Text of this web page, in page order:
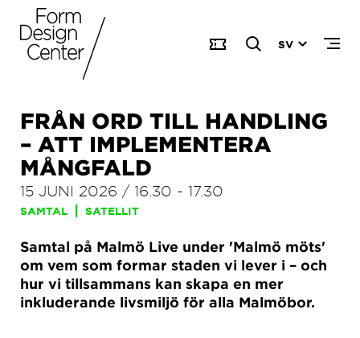
SV
FRÅN ORD TILL HANDLING
– ATT IMPLEMENTERA
MÅNGFALD
15 JUNI 2026 / 16.30 - 17.30
SAMTAL SATELLIT
Samtal på Malmö Live under 'Malmö möts'
om vem som formar staden vi lever i – och
hur vi tillsammans kan skapa en mer
inkluderande livsmiljö för alla Malmöbor.